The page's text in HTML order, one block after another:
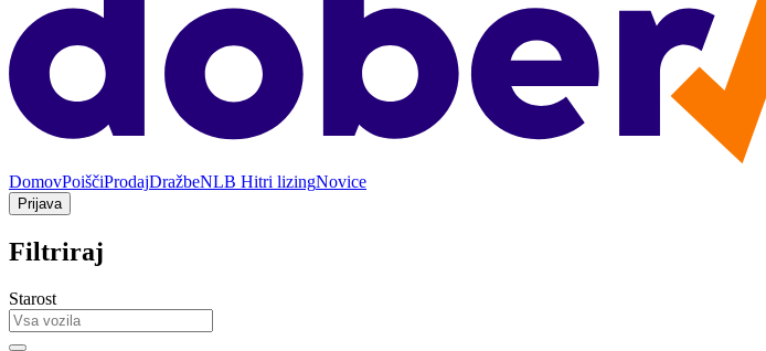
DomovPoiščiProdajDražbeNLB Hitri lizingNovice
Prijava
Filtriraj
Starost